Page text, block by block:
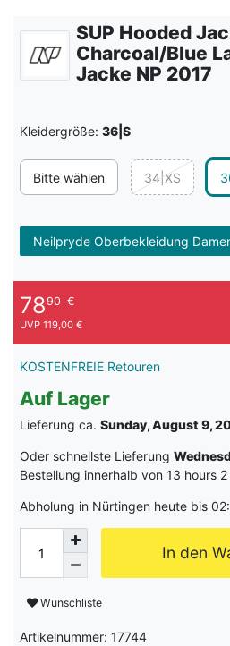
SUP Hooded
Charcoal/Blue
Jacke NP 2017
Kleidergröße: 36|S
Bitte wählen 34|XS
Neilpryde Oberbekleidung
7890 €
UVP 119,00 €
KOSTENFREIE Retouren
Auf Lager
Lieferung ca. Sunday, August 9,
Oder schnellste Lieferung
Bestellung innerhalb von 13 hours
Abholung in Nürtingen heute bis
In den
Wunschliste
Artikelnummer: 17744